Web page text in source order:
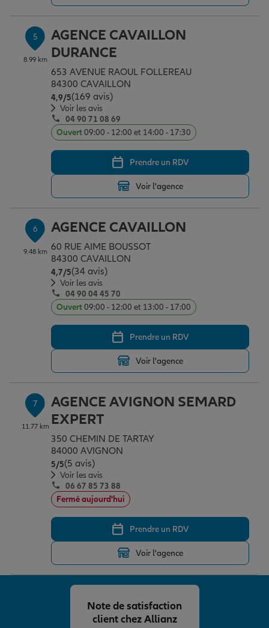
5
8.99 km
AGENCE CAVAILLON
DURANCE
653 AVENUE RAOUL FOLLEREAU
84300 CAVAILLON
4,9/5Note de 4.9 sur 5
(169 avis)
Voir les avis
04 90 71 08 69
Ouvert09:00 - 12:00 et 14:00 - 17:30
Prendre un RDV
Voir l'agence
6
9.48 km
AGENCE CAVAILLON
60 RUE AIME BOUSSOT
84300 CAVAILLON
4,7/5Note de 4.7 sur 5
(34 avis)
Voir les avis
04 90 04 45 70
Ouvert09:00 - 12:00 et 13:00 - 17:00
Prendre un RDV
Voir l'agence
7
11.77 km
AGENCE AVIGNON SEMARD
EXPERT
350 CHEMIN DE TARTAY
84000 AVIGNON
5/5Note de 5 sur 5
(5 avis)
Voir les avis
06 67 85 73 88
Fermé aujourd'hui
Prendre un RDV
Voir l'agence
Note de satisfaction
client chez Allianz